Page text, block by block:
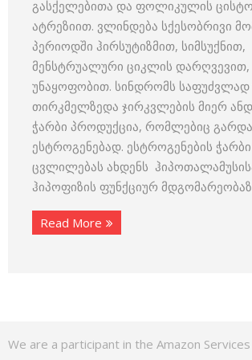
გასქელებითა და ფოლიკულის
ატრეზიით. ვლინდება სქესობრივი
პერიოდში ჰირსუტიზმით, სიმსუქნით,
მენსტრუალური ციკლის დარღვევით,
უნაყოფობით. სინდრომს საფუძვლად
თირკმელზედა ჯირკვლების მიერ
ჭარბი პროდუქცია, რომლებიც
ესტროგენებად. ესტროგენების
ცვლილებას ახდენს
ჰიპოფიზის ფუნქციურ
Read More
We are a participant in the Amazon